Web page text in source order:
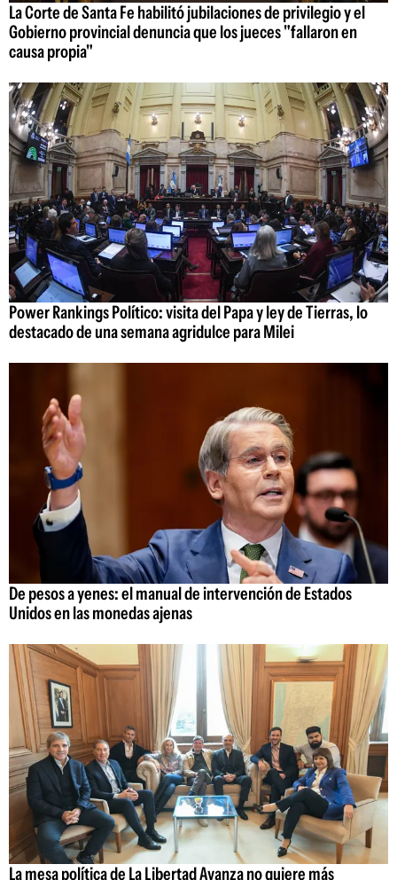
La Corte de Santa Fe habilitó jubilaciones de privilegio y el
Gobierno provincial denuncia que los jueces "fallaron en
causa propia"
Power Rankings Político: visita del Papa y ley de Tierras, lo
destacado de una semana agridulce para Milei
De pesos a yenes: el manual de intervención de Estados
Unidos en las monedas ajenas
La mesa política de La Libertad Avanza no quiere más